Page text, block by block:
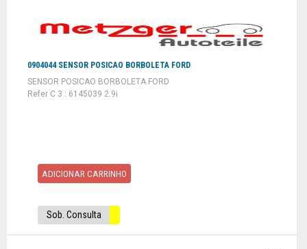
0904044 SENSOR POSICAO BORBOLETA FORD
SENSOR POSICAO BORBOLETA FORD
Refer C 3 : 6145039 2.9i
ADICIONAR CARRINHO
Sob. Consulta